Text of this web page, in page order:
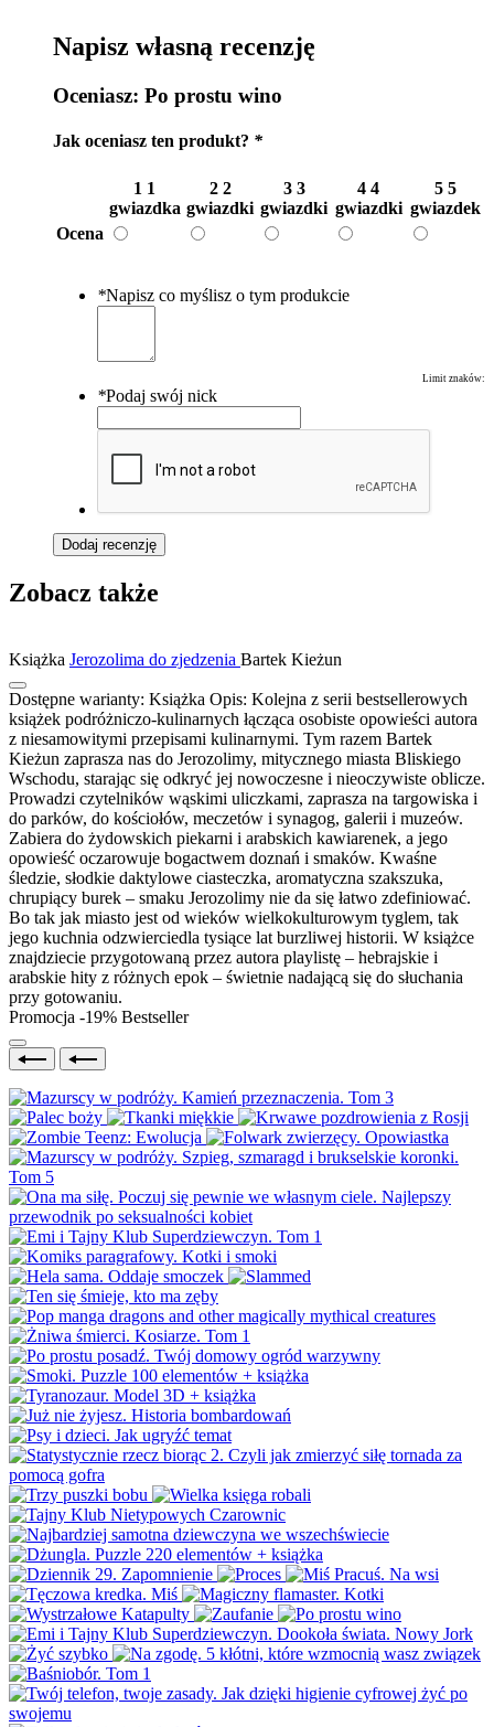
Napisz własną recenzję
Oceniasz: Po prostu wino
Jak oceniasz ten produkt? *
1 1
gwiazdka
2 2
gwiazdki
3 3
gwiazdki
4 4
gwiazdki
5 5
gwiazdek
Ocena
*Napisz co myślisz o tym produkcie
Limit znaków:
*Podaj swój nick
Dodaj recenzję
Zobacz także
Książka Jerozolima do zjedzenia Bartek Kieżun
Dostępne warianty: Książka Opis: Kolejna z serii bestsellerowych
książek podróżniczo-kulinarnych łącząca osobiste opowieści autora
z niesamowitymi przepisami kulinarnymi. Tym razem Bartek
Kieżun zaprasza nas do Jerozolimy, mitycznego miasta Bliskiego
Wschodu, starając się odkryć jej nowoczesne i nieoczywiste oblicze.
Prowadzi czytelników wąskimi uliczkami, zaprasza na targowiska i
do parków, do kościołów, meczetów i synagog, galerii i muzeów.
Zabiera do żydowskich piekarni i arabskich kawiarenek, a jego
opowieść oczarowuje bogactwem doznań i smaków. Kwaśne
śledzie, słodkie daktylowe ciasteczka, aromatyczna szakszuka,
chrupiący burek – smaku Jerozolimy nie da się łatwo zdefiniować.
Bo tak jak miasto jest od wieków wielkokulturowym tyglem, tak
jego kuchnia odzwierciedla tysiące lat burzliwej historii. W książce
znajdziecie przygotowaną przez autora playlistę – hebrajskie i
arabskie hity z różnych epok – świetnie nadającą się do słuchania
przy gotowaniu.
Promocja -19% Bestseller